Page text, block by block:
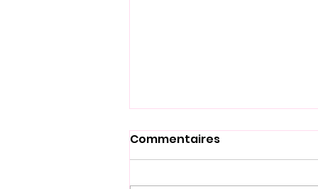
Commentaires